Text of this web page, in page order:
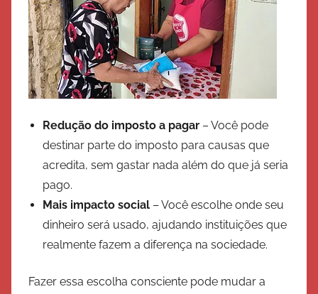
Redução do imposto a pagar – Você pode
destinar parte do imposto para causas que
acredita, sem gastar nada além do que já seria
pago.
Mais impacto social – Você escolhe onde seu
dinheiro será usado, ajudando instituições que
realmente fazem a diferença na sociedade.
Fazer essa escolha consciente pode mudar a